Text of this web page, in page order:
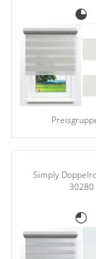
Simply
30280